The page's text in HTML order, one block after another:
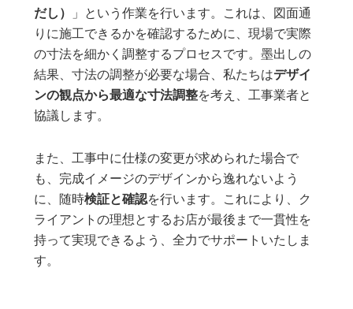
だし）
」という作業を行います。これは、図面通
りに施工できるかを確認するために、現場で実際
の寸法を細かく調整するプロセスです。墨出しの
結果、寸法の調整が必要な場合、私たちはデザイ
ンの観点から最適な寸法調整を考え、工事業者と
協議します。
また、工事中に仕様の変更が求められた場合で
も、完成イメージのデザインから逸れないよう
に、随時検証と確認を行います。これにより、ク
ライアントの理想とするお店が最後まで一貫性を
持って実現できるよう、全力でサポートいたしま
す。